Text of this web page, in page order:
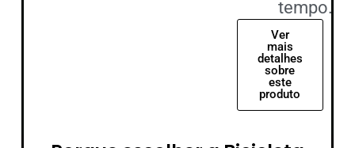
tempo.
Ver
mais
detalhes
sobre
este
produto